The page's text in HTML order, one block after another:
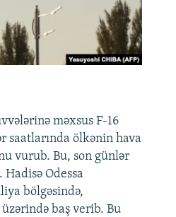
məxsus F-16
saatlarında ölkənin hava
vurub. Bu, son günlər
Odessa
bölgəsində,
üzərində baş verib. Bu